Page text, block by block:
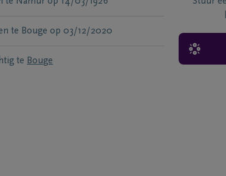
te Bouge op 03/12/2020
te Bouge